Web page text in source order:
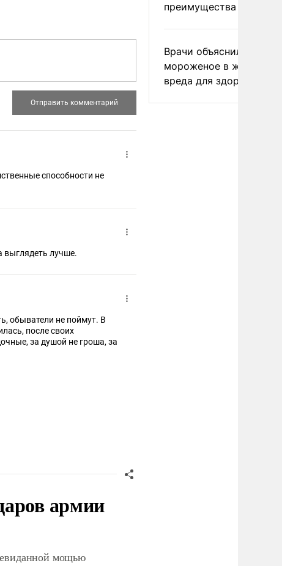
способности не
выглядеть лучше.
обыватели не поймут. В
после своих
за душой не гроша, за
армии
мощью
преимущества России
Врачи объяснили, как
мороженое в жару без
вреда для здоровья